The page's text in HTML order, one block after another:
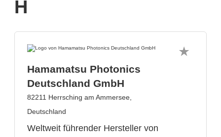
H
Hamamatsu Photonics
Deutschland GmbH
82211 Herrsching am Ammersee,
Deutschland
Weltweit führender Hersteller von